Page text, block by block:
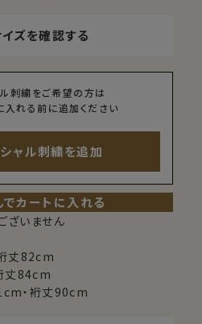
ズを確認する
刺繍をご希望の方は
入れる前に追加ください
ャル刺繍を追加
でカートに入れる
ざいません
丈82cm
丈84cm
・裄丈90cm